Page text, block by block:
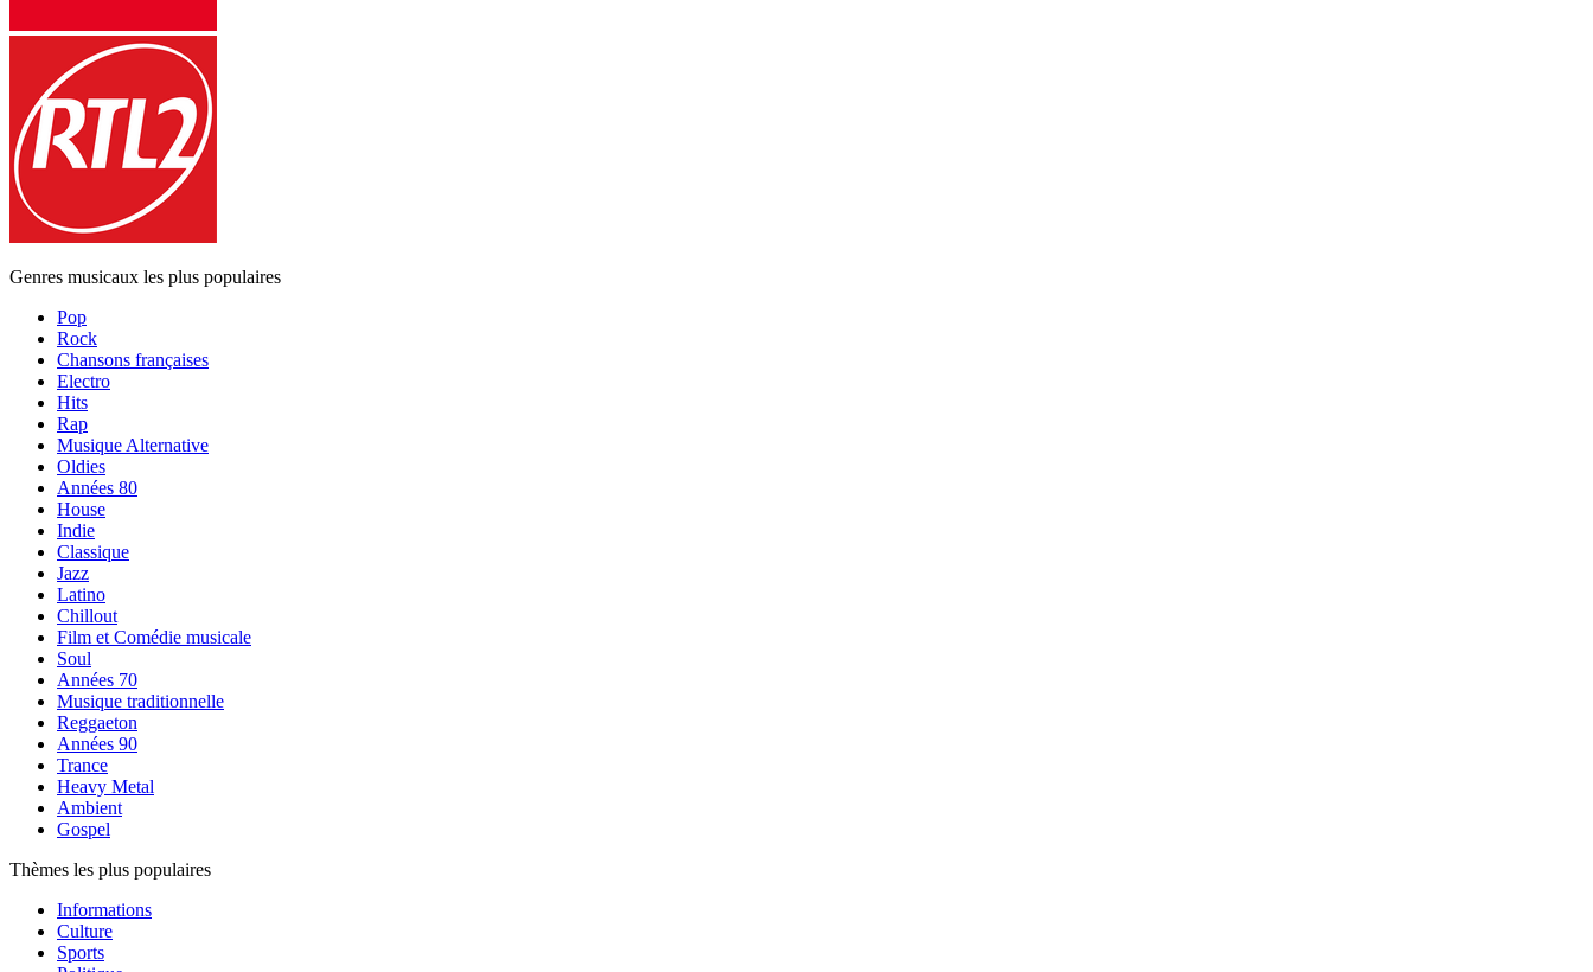
Genres musicaux les plus populaires
Pop
Rock
Chansons françaises
Electro
Hits
Rap
Musique Alternative
Oldies
Années 80
House
Indie
Classique
Jazz
Latino
Chillout
Film et Comédie musicale
Soul
Années 70
Musique traditionnelle
Reggaeton
Années 90
Trance
Heavy Metal
Ambient
Gospel
Thèmes les plus populaires
Informations
Culture
Sports